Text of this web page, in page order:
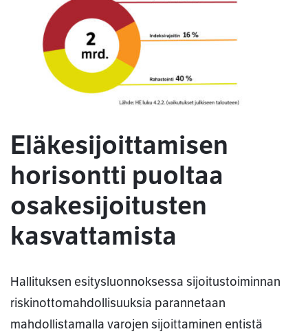
Eläkesijoittamisen
horisontti puoltaa
osakesijoitusten
kasvattamista
Hallituksen esitysluonnoksessa sijoitustoiminnan
riskinottomahdollisuuksia parannetaan
mahdollistamalla varojen sijoittaminen entistä